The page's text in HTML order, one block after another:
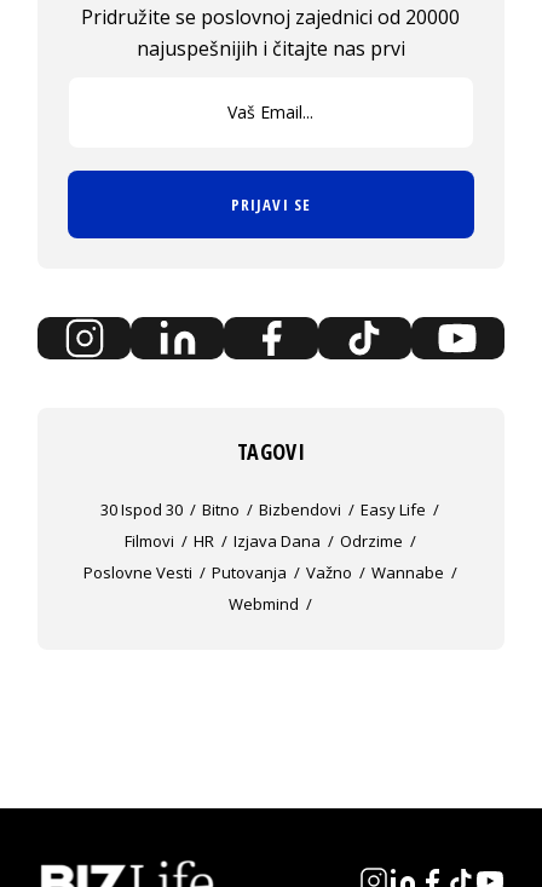
Pridružite se poslovnoj zajednici od 20000
najuspešnijih i čitajte nas prvi
PRIJAVI SE
TAGOVI
30 Ispod 30 Bitno Bizbendovi
Easy Life
Filmovi
HR Izjava Dana
Odrzime
Poslovne Vesti
Putovanja Važno
Wannabe
Webmind